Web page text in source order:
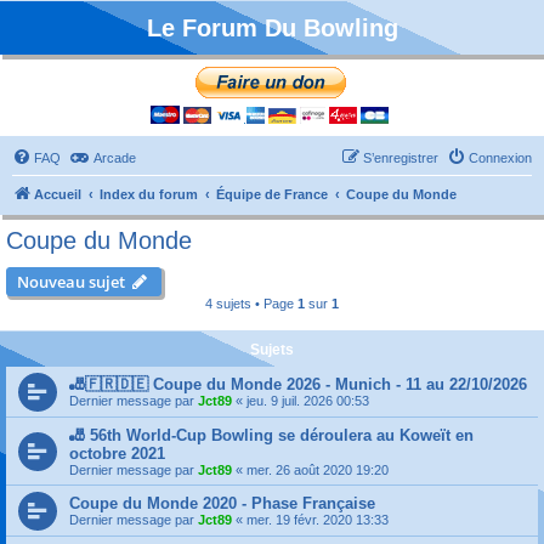
Le Forum Du Bowling
FAQ Arcade Connexion
S’enregistrer
Accueil Index du forum Équipe de France Coupe du Monde
Coupe du Monde
Nouveau sujet
4 sujets • Page 1 sur 1
Sujets
🎳🇫🇷🇩🇪 Coupe du Monde 2026 - Munich - 11 au 22/10/2026
Dernier message par Jct89 « jeu. 9 juil. 2026 00:53
🎳 56th World-Cup Bowling se déroulera au Koweït en
octobre 2021
Dernier message par Jct89 « mer. 26 août 2020 19:20
Coupe du Monde 2020 - Phase Française
Dernier message par Jct89 « mer. 19 févr. 2020 13:33